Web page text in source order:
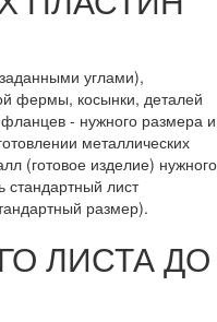
углами),
фермы, косынки, деталей
- нужного размера и
металлических
(готовое изделие) нужного
стандартный лист
размер).
ЛИСТА ДО